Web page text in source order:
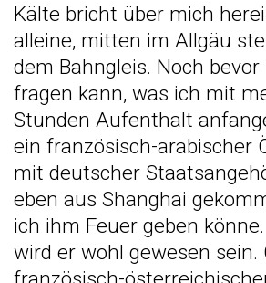
Kälte bricht über mich
alleine, mitten im Allgäu
dem Bahngleis. Noch
fragen kann, was ich mit
Stunden Aufenthalt
ein französisch-arabischer
mit deutscher
eben aus Shanghai
ich ihm Feuer geben
wird er wohl gewesen sein.